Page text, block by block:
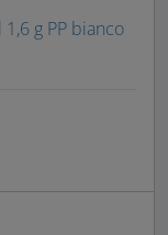
g PP bianco